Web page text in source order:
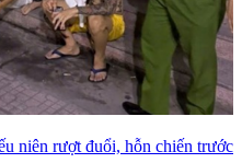
niên rượt đuổi, hỗn chiến trước